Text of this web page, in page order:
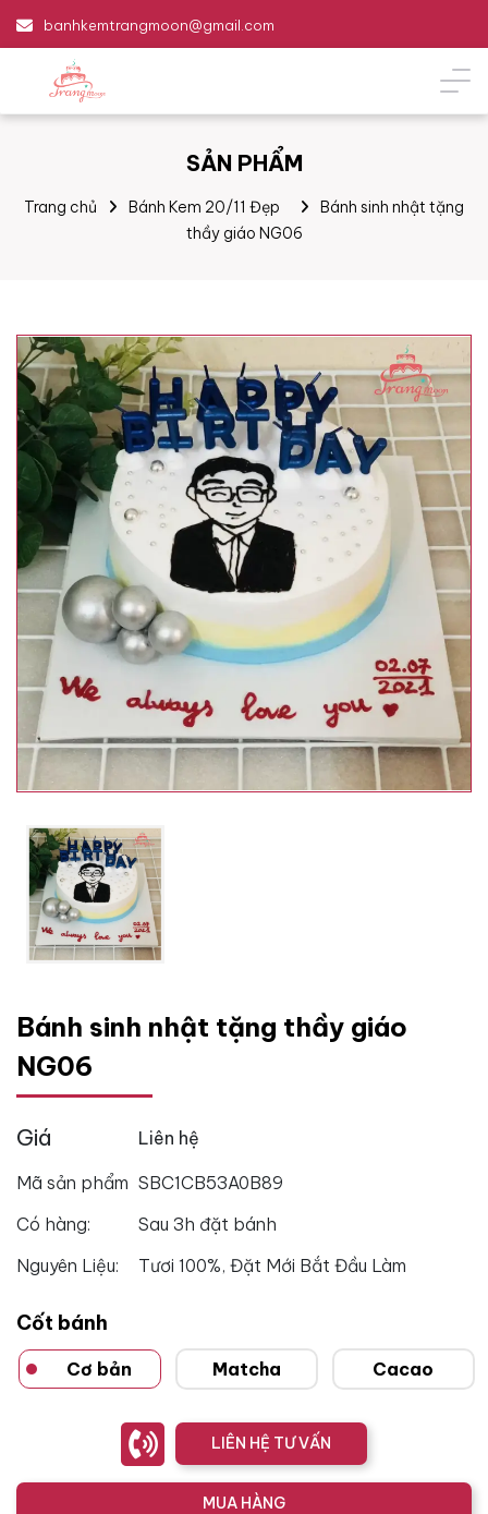
banhkemtrangmoon@gmail.com
SẢN PHẨM
Trang chủ Bánh Kem 20/11 Đẹp
Bánh sinh nhật tặng
thầy giáo NG06
Bánh sinh nhật tặng thầy giáo
NG06
Giá Liên hệ
Mã sản phẩm SBC1CB53A0B89
Có hàng:
Sau 3h đặt bánh
Nguyên Liệu:
Tươi 100%, Đặt Mới Bắt Đầu Làm
Cốt bánh
Cơ bản Matcha Cacao
LIÊN HỆ TƯ VẤN
MUA HÀNG